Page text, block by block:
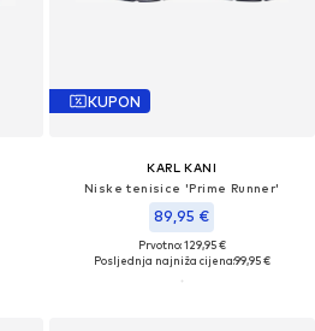
KUPON
KARL KANI
Niske tenisice 'Prime Runner'
89,95 €
Prvotno: 129,95 €
Posljednja najniža cijena:99,95 €